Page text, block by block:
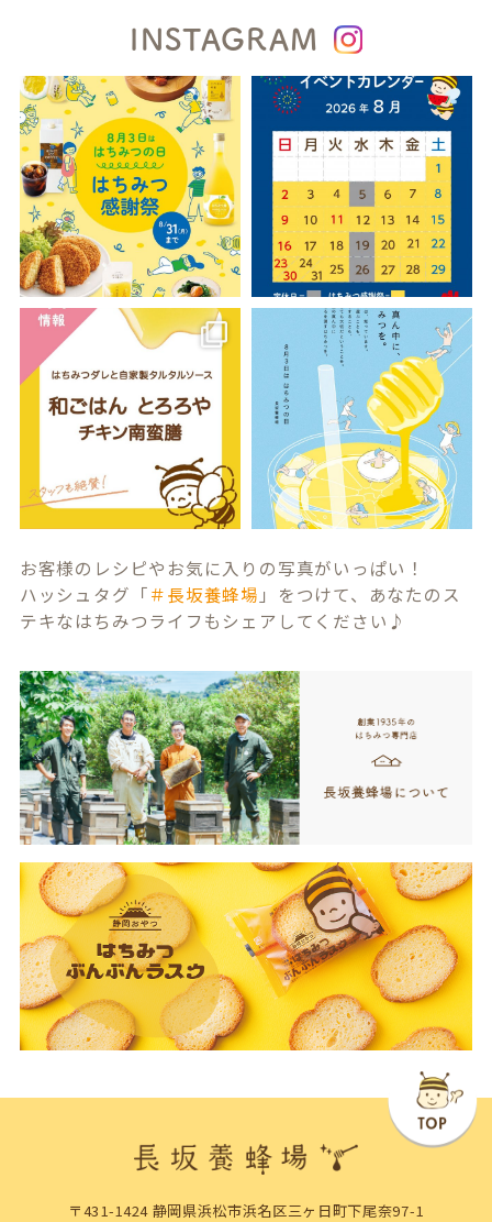
INSTAGRAM
お客様のレシピやお気に入りの写真がいっぱい！
ハッシュタグ「＃長坂養蜂場 」をつけて、あなたのス
テキなはちみつライフもシェアしてください♪
〒431-1424 静岡県浜松市浜名区三ヶ日町下尾奈97-1